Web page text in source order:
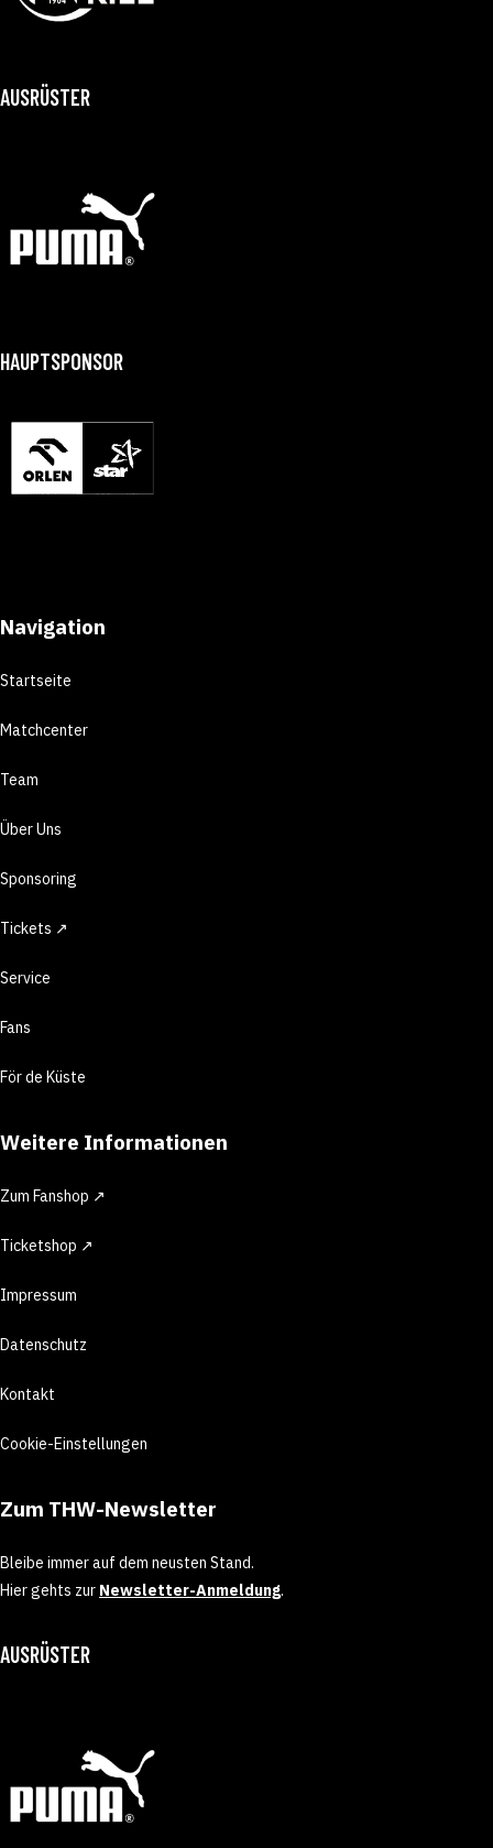
AUSRÜSTER
HAUPTSPONSOR
Navigation
Startseite
Matchcenter
Team
Über Uns
Sponsoring
Tickets ↗
Service
Fans
För de Küste
Weitere Informationen
Zum Fanshop ↗
Ticketshop ↗
Impressum
Datenschutz
Kontakt
Cookie-Einstellungen
Zum THW-Newsletter
Bleibe immer auf dem neusten Stand.
Hier gehts zur Newsletter-Anmeldung.
AUSRÜSTER